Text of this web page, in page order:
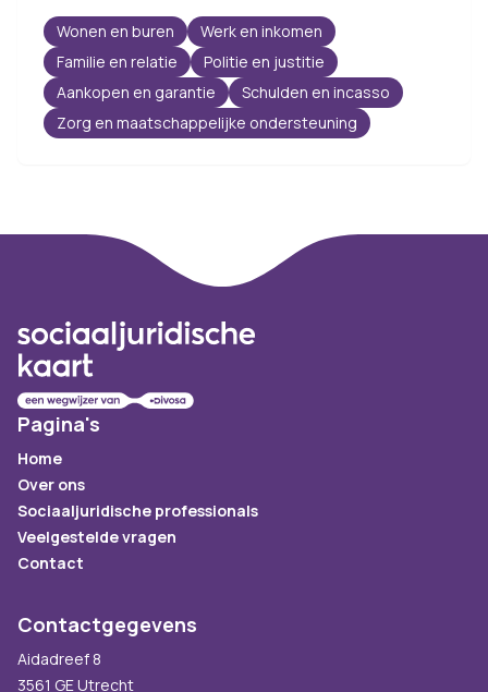
Wonen en buren
Werk en inkomen
Familie en relatie
Politie en justitie
Aankopen en garantie
Schulden en incasso
Zorg en maatschappelijke ondersteuning
Pagina's
Home
Over ons
Sociaaljuridische professionals
Veelgestelde vragen
Contact
Contactgegevens
Aidadreef 8
3561 GE Utrecht